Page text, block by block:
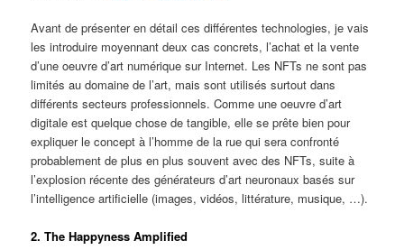
Avant de présenter en détail ces différentes technologies, je vais
les introduire moyennant deux cas concrets, l’achat et la vente
d’une oeuvre d’art numérique sur Internet. Les NFTs ne sont pas
limités au domaine de l’art, mais sont utilisés surtout dans
différents secteurs professionnels. Comme une oeuvre d’art
digitale est quelque chose de tangible, elle se prête bien pour
expliquer le concept à l’homme de la rue qui sera confronté
probablement de plus en plus souvent avec des NFTs, suite à
l’explosion récente des générateurs d’art neuronaux basés sur
l’intelligence artificielle (images, vidéos, littérature, musique, …).
2. The Happyness Amplified